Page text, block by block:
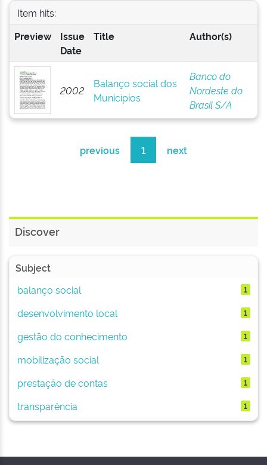
Item hits:
Preview
Issue
Date
Title Author(s)
2002
Balanço social dos
Municípios
Banco do
Nordeste do
Brasil S/A
previous 1 next
Discover
Subject
balanço social
1
desenvolvimento local 1
gestão do conhecimento 1
mobilização social 1
prestação de contas 1
transparência 1